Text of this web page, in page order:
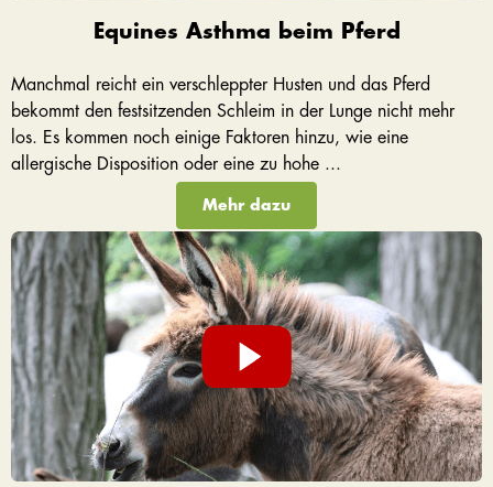
Equines Asthma beim Pferd
Manchmal reicht ein verschleppter Husten und das Pferd
bekommt den festsitzenden Schleim in der Lunge nicht mehr
los. Es kommen noch einige Faktoren hinzu, wie eine
allergische Disposition oder eine zu hohe ...
Mehr dazu